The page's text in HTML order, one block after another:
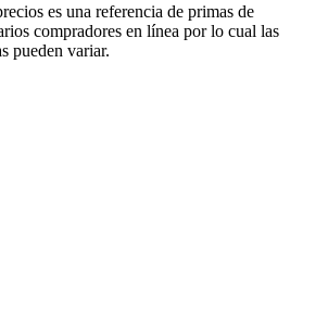
es una referencia de primas de
compradores en línea por lo cual las
pueden variar.